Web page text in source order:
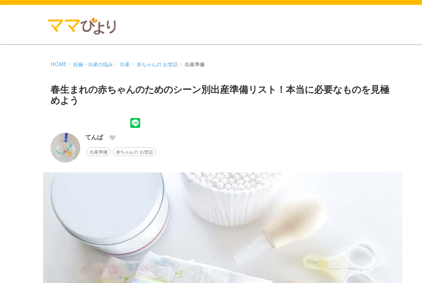
HOME 妊娠・出産の悩み 出産 赤ちゃんの お世話 出産準備
春生まれの赤ちゃんのためのシーン別出産準備リスト！本当に必要なものを見極
めよう
てんぱ
出産準備 赤ちゃんの お世話